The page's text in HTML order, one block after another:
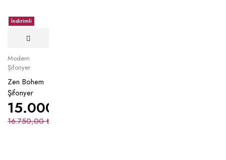
İndirimli
Modern
Şifonyer
Zen Bohem
Şifonyer
16.750,00₺
15.000,00